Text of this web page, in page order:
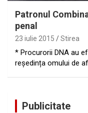
Patronul
penal
23 iulie 2015 Stirea
* Procurorii DNA au
reședința omului de
Publicitate